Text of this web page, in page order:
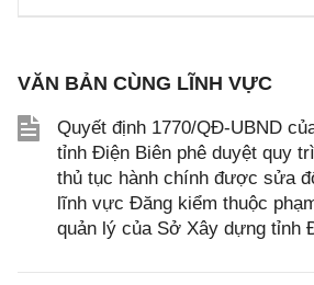
VĂN BẢN CÙNG LĨNH VỰC
Quyết định 1770/QĐ-UBND
tỉnh Điện Biên phê duyệt quy
thủ tục hành chính được sửa
lĩnh vực Đăng kiểm thuộc
quản lý của Sở Xây dựng tỉnh